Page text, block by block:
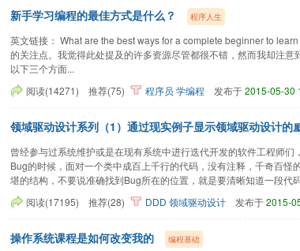
新手学习编程的最佳方式是什么？ 程序人生
英文链接： What are the best ways for a complete beginner to
的关注点。我觉得此处提及的许多资源尽管都很不错，然而我却注
以下三个方面...
阅读(14271)
推荐(75) 程序员 学编程 发布于2015-05-30
领域驱动设计系列（1）通过现实例子显示领域驱动设计的
曾经参与过系统维护或是在现有系统中进行迭代开发的软件工程师
Bug的时候，面对一个类中成百上千行的代码，没有注释，千奇百怪
堪的结构，不要说准确找到Bug所在的位置，就是要清晰知道一段代
阅读(17195)
推荐(28) DDD 领域驱动设计 发布于2015-
操作系统课程是如何改变我的 编程基础